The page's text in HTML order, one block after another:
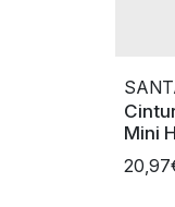
Mini